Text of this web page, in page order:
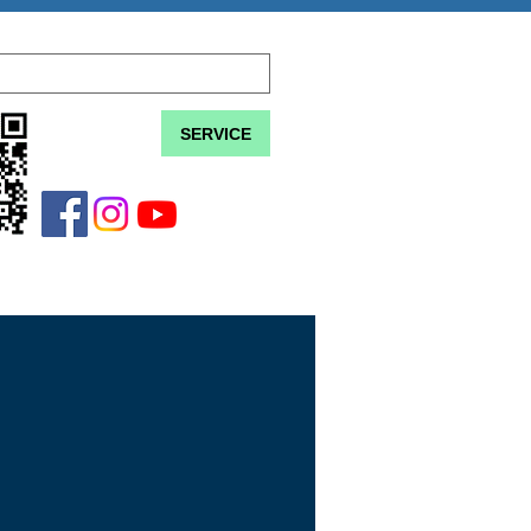
SERVICE